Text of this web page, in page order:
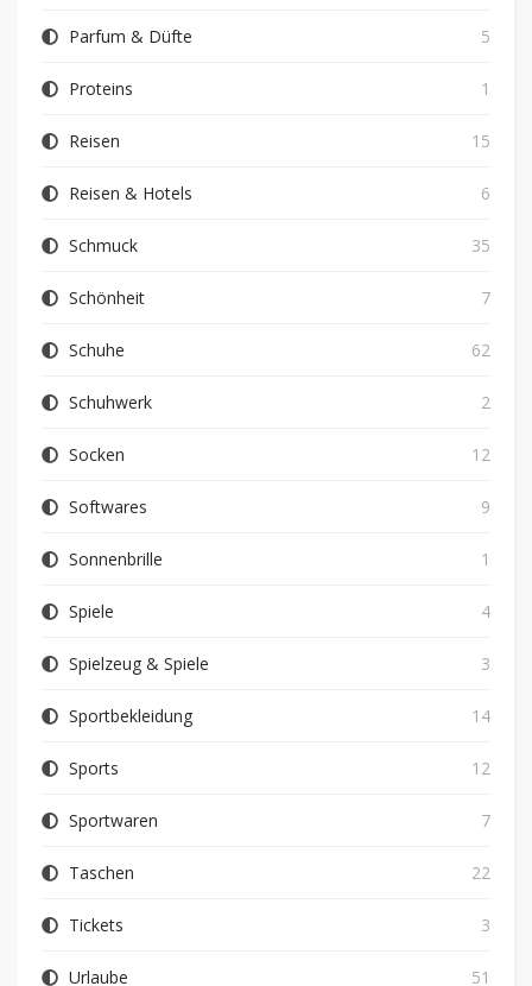
Parfum & Düfte 5
Proteins 1
Reisen 15
Reisen & Hotels 6
Schmuck 35
Schönheit 7
Schuhe 62
Schuhwerk 2
Socken 12
Softwares 9
Sonnenbrille 1
Spiele 4
Spielzeug & Spiele 3
Sportbekleidung 14
Sports 12
Sportwaren 7
Taschen 22
Tickets 3
Urlaube 51